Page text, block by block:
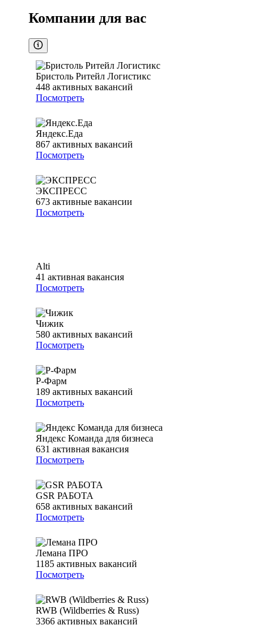
Компании для вас
Бристоль Ритейл Логистикс
448 активных вакансий
Посмотреть
Яндекс.Еда
867 активных вакансий
Посмотреть
ЭКСПРЕСС
673 активные вакансии
Посмотреть
Alti
41 активная вакансия
Посмотреть
Чижик
580 активных вакансий
Посмотреть
Р-Фарм
189 активных вакансий
Посмотреть
Яндекс Команда для бизнеса
631 активная вакансия
Посмотреть
GSR РАБОТА
658 активных вакансий
Посмотреть
Лемана ПРО
1185 активных вакансий
Посмотреть
RWB (Wildberries & Russ)
3366 активных вакансий